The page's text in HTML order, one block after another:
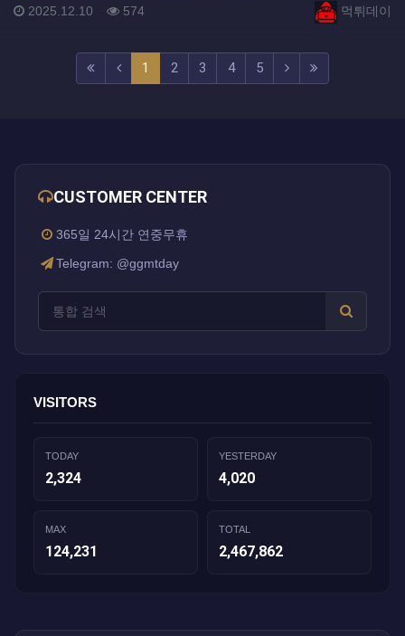
등록자먹튀데이
등록일
2025.12.10 조회
574
1 (current)
2 3 4 5 (next)
CUSTOMER CENTER
365일 24시간 연중무휴
Telegram: @ggmtday
VISITORS
TODAY
2,324
YESTERDAY
4,020
MAX
124,231
TOTAL
2,467,862